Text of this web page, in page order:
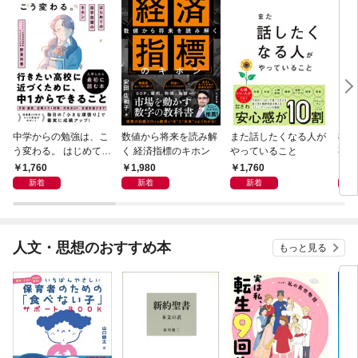
中学からの勉強は、こ
う変わる。 はじめての
自学自習のキホン
1,760
新着
数値から将来を読み解
く 経済指標のキホン
1,980
新着
また話したくなる人が
やっていること
1,760
新着
83
事
人文・思想のおすすめ本 もっと見る